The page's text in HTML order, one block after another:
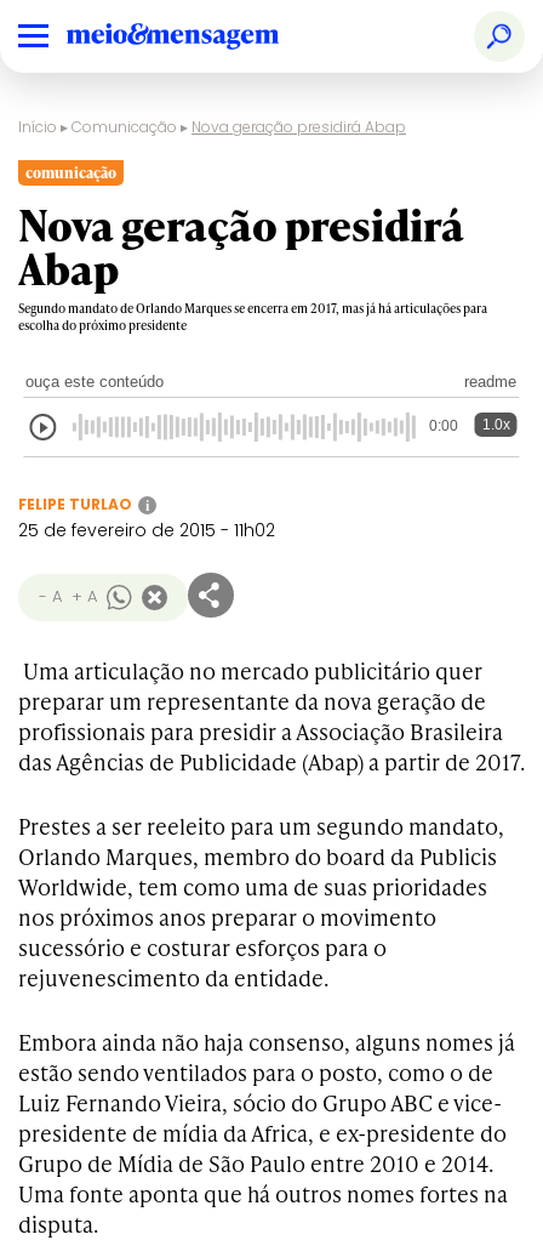
Início ▸Comunicação ▸ Nova geração presidirá Abap
comunicação
Nova geração presidirá
Abap
Segundo mandato de Orlando Marques se encerra em 2017, mas já há articulações para
escolha do próximo presidente
ouça este conteúdo readme
0:00 1.0x
FELIPE TURLAO i
25 de fevereiro de 2015 - 11h02
- A + A
Uma articulação no mercado publicitário quer
preparar um representante da nova geração de
profissionais para presidir a Associação Brasileira
das Agências de Publicidade (Abap) a partir de 2017.
Prestes a ser re­eleito para um segundo mandato,
Orlando Marques, membro do board da Publicis
Worldwide, tem como uma de suas prioridades
nos próximos anos preparar o movimento
sucessório e costurar esforços para o
rejuvenescimento da entidade.
Embora ainda não haja consenso, alguns nomes já
estão sendo ventilados para o posto, como o de
Luiz Fernando Vieira, sócio do Grupo ABC e vice-
presidente de mídia da Africa, e ex-presidente do
Grupo de Mídia de São Paulo entre 2010 e 2014.
Uma fonte aponta que há outros nomes fortes na
disputa.